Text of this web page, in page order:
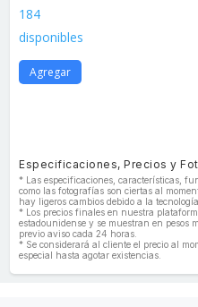
184
disponibles
Agregar
Especificaciones, Precios y
* Las especificaciones, características,
como las fotografías son ciertas al
hay ligeros cambios debido a la
* Los precios finales en nuestra
estadounidense y se muestran en pesos
previo aviso cada 24 horas.
* Se considerará al cliente el precio al
especial hasta agotar existencias.